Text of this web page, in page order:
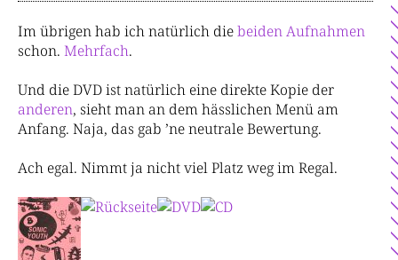
Im übrigen hab ich natürlich diebeidenAufnahmen
schon. Mehrfach.
Und die DVD ist natürlich eine direkte Kopie der
anderen, sieht man an dem hässlichen Menü am
Anfang. Naja, das gab ’ne neutrale Bewertung.
Ach egal. Nimmt ja nicht viel Platz weg im Regal.